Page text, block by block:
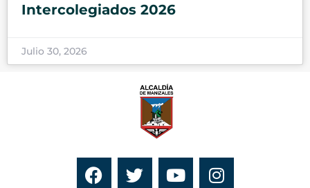
Intercolegiados 2026
Julio 30, 2026